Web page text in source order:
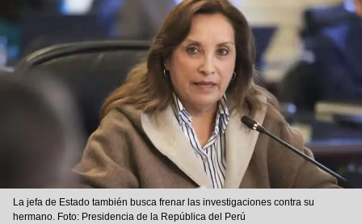
La jefa de Estado también busca frenar las investigaciones contra su
hermano. Foto: Presidencia de la República del Perú